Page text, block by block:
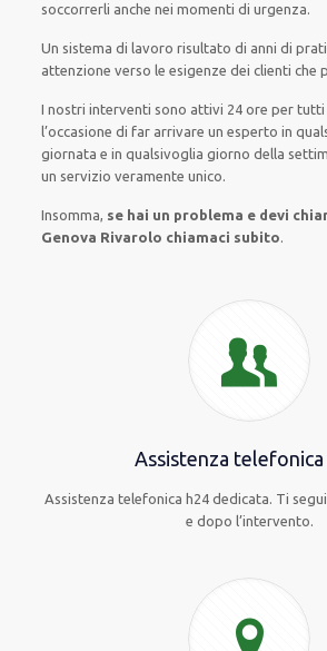
soccorrerli anchenei momenti di urgenza.
Un sistema di lavoro risultato di anni di
attenzione verso le esigenzedei clienti che
I nostri interventi sono attivi 24 orepertutti
l’occasione di far arrivare unesperto in
giornata e inqualsivoglia giorno della
un servizioveramente unico.
Insomma, se hai un problema e devi
Genova Rivarolo chiamaci subito.
Assistenza telefonica
Assistenza telefonica h24 dedicata. Ti
e dopo l’intervento.